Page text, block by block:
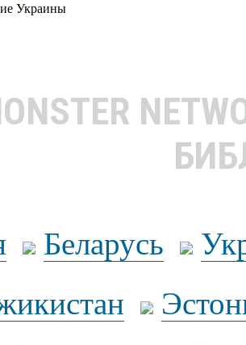
Украины
Беларусь